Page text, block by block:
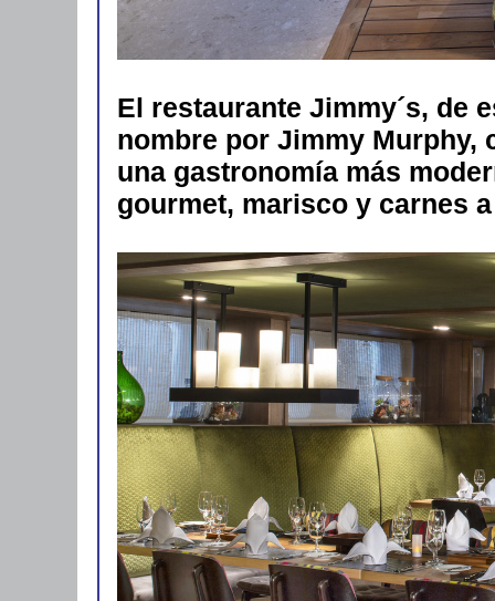
El restaurante Jimmy´s, de
nombre por Jimmy Murphy,
una gastronomía más
gourmet, marisco y carnes